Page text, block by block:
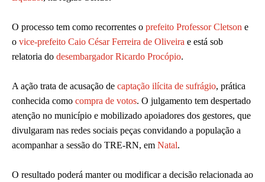
O processo tem como recorrentes o prefeito Professor Cletson e
o vice-prefeito Caio César Ferreira de Oliveira e está sob
relatoria do desembargador Ricardo Procópio.
A ação trata de acusação de captação ilícita de sufrágio, prática
conhecida como compra de votos. O julgamento tem despertado
atenção no município e mobilizado apoiadores dos gestores, que
divulgaram nas redes sociais peças convidando a população a
acompanhar a sessão do TRE-RN, em Natal.
O resultado poderá manter ou modificar a decisão relacionada ao